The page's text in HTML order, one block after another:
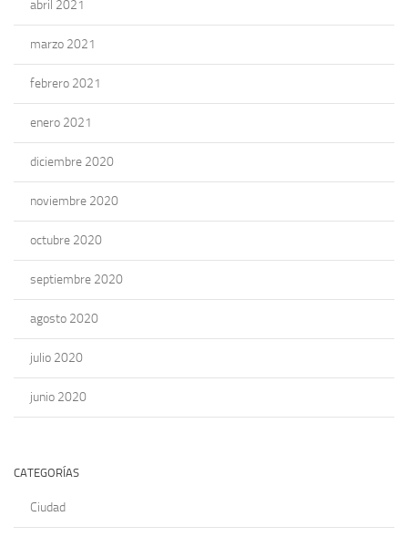
abril 2021
marzo 2021
febrero 2021
enero 2021
diciembre 2020
noviembre 2020
octubre 2020
septiembre 2020
agosto 2020
julio 2020
junio 2020
CATEGORÍAS
Ciudad